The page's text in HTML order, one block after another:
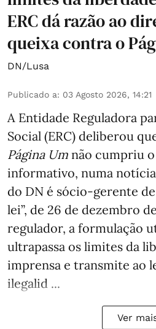
ERC dá razão ao
queixa contra o
DN/Lusa
Publicado a: 03 Agosto 2026, 14:21
A Entidade Reguladora
Social (ERC) deliberou
Página Um não cumpriu
informativo, numa
do DN é sócio‑gerente
lei”, de 26 de dezembro
regulador, a formulação
ultrapassa os limites da
imprensa e transmite ao
ilegalid ...
Ver